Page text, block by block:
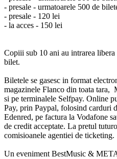
- presale - urmatoarele 500 de
- presale - 120 lei
- la acces - 150 lei
Copiii sub 10 ani au intrarea
bilet.
Biletele se gasesc in format
magazinele Flanco din toata tara,
si pe terminalele Selfpay. Online
Pay, prin Paypal, folosind carduri
Edenred, pe factura la Vodafone
de credit acceptate. La pretul
comisioanele agentiei de ticketing.
Un eveniment BestMusic &